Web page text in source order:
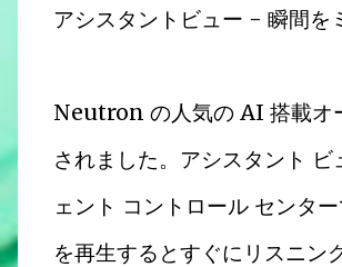
アシスタントビュー - 瞬間を
Neutron の人気の AI 搭載オ
されました。アシスタント
ェント コントロール センタ
を再生するとすぐにリスニン